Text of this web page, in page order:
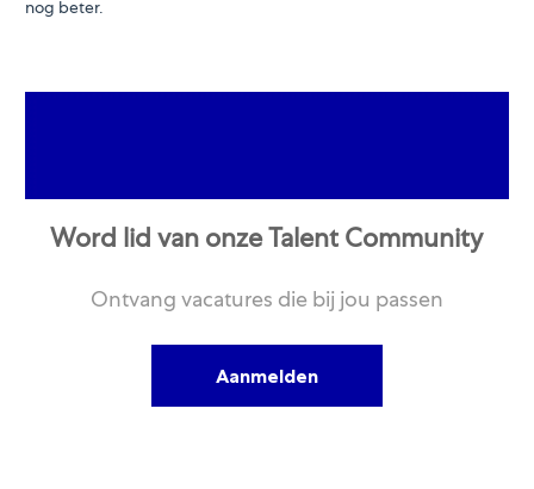
nog beter.
Word lid van onze Talent Community
Ontvang vacatures die bij jou passen
Aanmelden